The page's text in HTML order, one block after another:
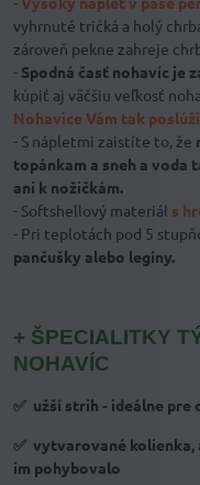
vyhrnuté tričká a holý
zároveň pekne zahreje
- Spodná časť nohavíc je
kúpiť aj väčšiu veľkosť
Nohavice Vám tak
- S nápletmi zaistíte to, že
topánkam a sneh a voda
ani k nožičkám.
- Softshellový materiál s
- Pri teplotách pod 5
pančušky alebo legíny.
+ ŠPECIALITKY
NOHAVÍC
✅ užší strih - ideálne pre
✅ vytvarované kolienka,
im pohybovalo